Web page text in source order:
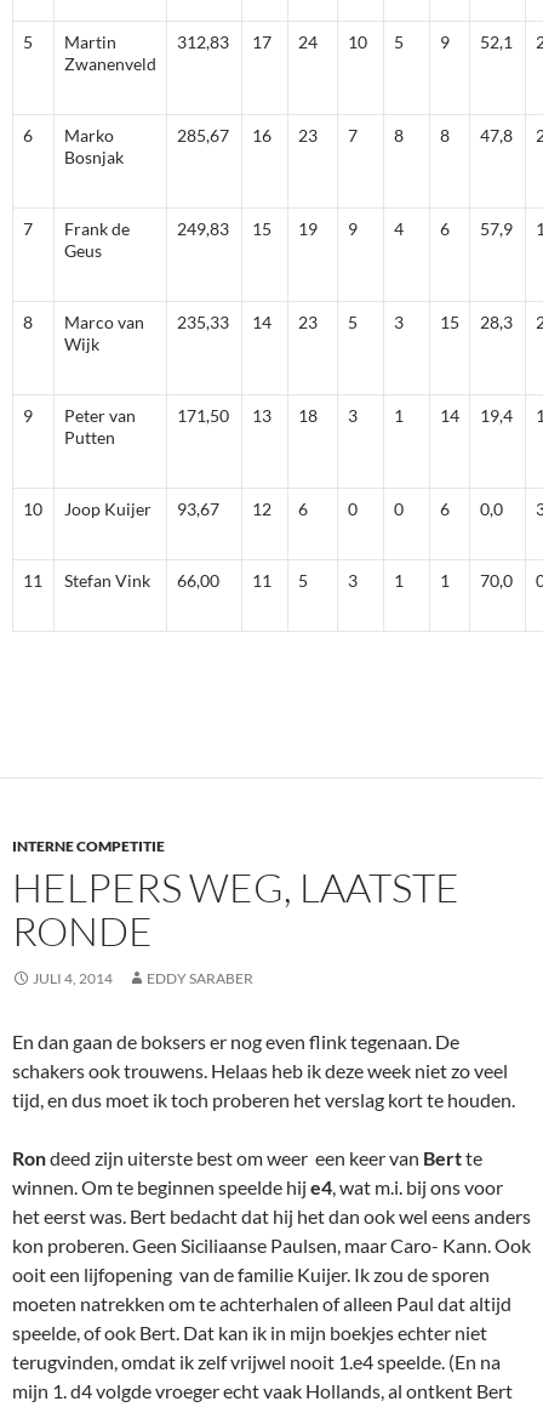
5
Martin
Zwanenveld
312,83 17 24 10 5 9 52,1
6
Marko
Bosnjak
285,67 16 23 7 8 8 47,8
7
Frank de
Geus
249,83 15 19 9 4 6 57,9
8
Marco van
Wijk
235,33 14 23 5 3 15 28,3
9
Peter van
Putten
171,50 13 18 3 1 14 19,4
10 Joop Kuijer 93,67 12 6 0 0 6 0,0
11 Stefan Vink 66,00 11 5 3 1 1 70,0
INTERNE COMPETITIE
HELPERS WEG, LAATSTE
RONDE
JULI 4, 2014 EDDY SARABER
En dan gaan de boksers er nog even flink tegenaan. De
schakers ook trouwens. Helaas heb ik deze week niet zo veel
tijd, en dus moet ik toch proberen het verslag kort te houden.
Rondeed zijn uiterste best om weer een keer van Bertte
winnen. Om te beginnen speelde hij e4, wat m.i. bij ons voor
het eerst was. Bert bedacht dat hij het dan ook wel eens anders
kon proberen. Geen Siciliaanse Paulsen, maar Caro- Kann. Ook
ooit een lijfopening van de familie Kuijer. Ik zou de sporen
moeten natrekken om te achterhalen of alleen Paul dat altijd
speelde, of ook Bert. Dat kan ik in mijn boekjes echter niet
terugvinden, omdat ik zelf vrijwel nooit 1.e4 speelde. (En na
mijn 1. d4 volgde vroeger echt vaak Hollands, al ontkent Bert